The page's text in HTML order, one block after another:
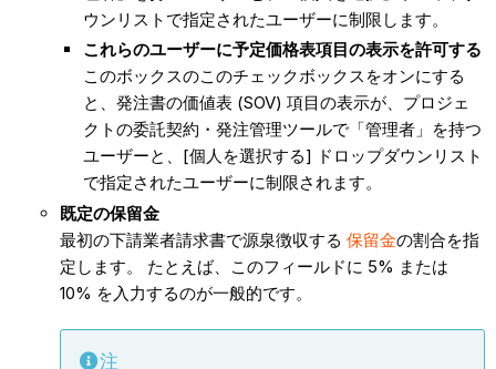
ウンリストで指定されたユーザーに制限します。
これらのユーザーに予定価格表項目の表示を許可する
このボックスのこのチェックボックスをオンにする
と、発注書の価値表 (SOV) 項目の表示が、プロジェ
クトの委託契約・発注管理ツールで「管理者」を持つ
ユーザーと、[個人を選択する] ドロップダウンリスト
で指定されたユーザーに制限されます。
既定の保留金
最初の下請業者請求書で源泉徴収する 保留金の割合を指
定します。 たとえば、このフィールドに 5% または
10% を入力するのが一般的です。
注